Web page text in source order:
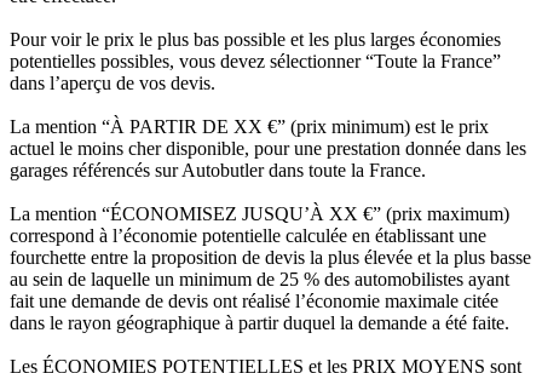
Pour voir le prix le plus bas possible et les plus larges économies
potentielles possibles, vous devez sélectionner “Toute la France”
dans l’aperçu de vos devis.
La mention “À PARTIR DE XX €” (prix minimum) est le prix
actuel le moins cher disponible, pour une prestation donnée dans les
garages référencés sur Autobutler dans toute la France.
La mention “ÉCONOMISEZ JUSQU’À XX €” (prix maximum)
correspond à l’économie potentielle calculée en établissant une
fourchette entre la proposition de devis la plus élevée et la plus basse
au sein de laquelle un minimum de 25 % des automobilistes ayant
fait une demande de devis ont réalisé l’économie maximale citée
dans le rayon géographique à partir duquel la demande a été faite.
Les ÉCONOMIES POTENTIELLES et les PRIX MOYENS sont